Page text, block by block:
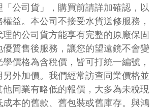
公司貨」，購買前請詳加確認，以
益。本公司不接受水貨送修服務，
的公司貨方能享有完整的原廠保固
質售後服務，讓您的望遠鏡不會變
價格為含稅價，皆可打統一編號，
另外加價。我們經常訪查同業價格並
同業有略低的報價，大多為未稅現
本的舊款、舊包裝或舊庫存。與鴻